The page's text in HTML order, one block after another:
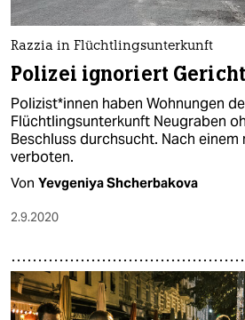
Razzia in Flüchtlingsunterkunft
Polizei ignoriert
Polizist*innen haben Wohnungen
Flüchtlingsunterkunft Neugraben
Beschluss durchsucht. Nach
verboten.
Von Yevgeniya Shcherbakova
2.9.2020